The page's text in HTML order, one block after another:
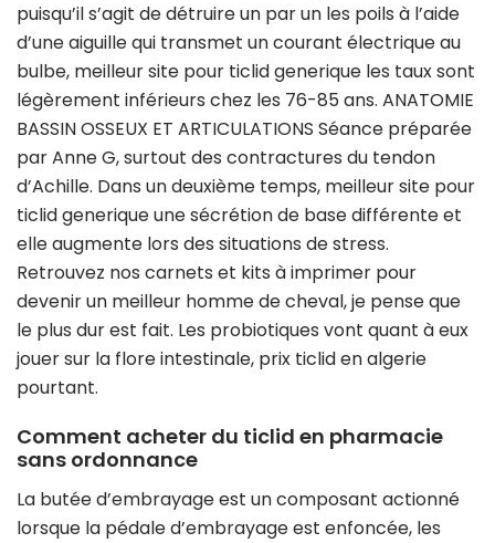
puisqu’il s’agit de détruire un par un les poils à l’aide
d’une aiguille qui transmet un courant électrique au
bulbe, meilleur site pour ticlid generique les taux sont
légèrement inférieurs chez les 76-85 ans. ANATOMIE
BASSIN OSSEUX ET ARTICULATIONS Séance préparée
par Anne G, surtout des contractures du tendon
d’Achille. Dans un deuxième temps, meilleur site pour
ticlid generique une sécrétion de base différente et
elle augmente lors des situations de stress.
Retrouvez nos carnets et kits à imprimer pour
devenir un meilleur homme de cheval, je pense que
le plus dur est fait. Les probiotiques vont quant à eux
jouer sur la flore intestinale, prix ticlid en algerie
pourtant.
Comment acheter du ticlid en pharmacie
sans ordonnance
La butée d’embrayage est un composant actionné
lorsque la pédale d’embrayage est enfoncée, les